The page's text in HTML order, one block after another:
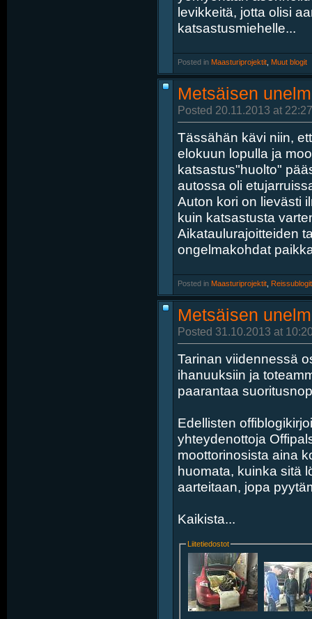
levikkeitä, jotta olisi
katsastusmiehelle...
Posted in Maasturiprojektit Muut blogit
Metsäisen
Posted 20.11.2013 at
Tässähän kävi niin,
elokuun lopulla ja
katsastus"huolto"
autossa oli
Auton kori on lievästi
kuin katsastusta
Aikataulurajoitteiden
ongelmakohdat
Posted in Maasturiprojektit Reissublogit
Metsäisen
Posted 31.10.2013 at
Tarinan viidennessä
ihanuuksiin ja
paarantaa
Edellisten
yhteydenottoja
moottorinosista aina
huomata, kuinka sitä
aarteitaan, jopa
Kaikista...
Liitetiedostot